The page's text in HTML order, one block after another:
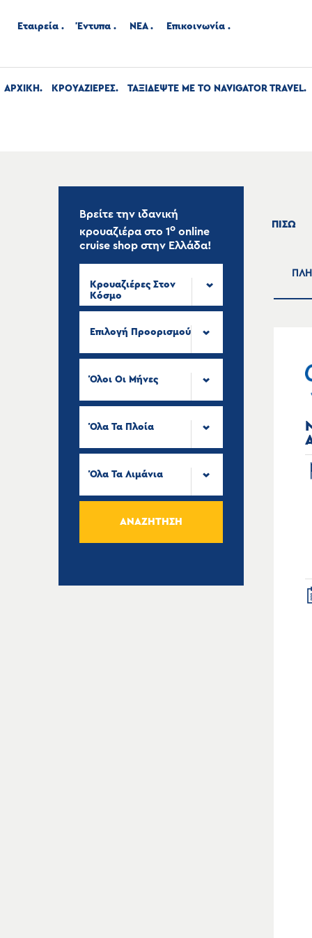
Εταιρεία Έντυπα ΝΕΑ Επικοινωνία
ΑΡΧΙΚΉ ΚΡΟΥΑΖΙΕΡΕΣ ΤΑΞΙΔΕΨΤΕ ΜΕ ΤΟ NAVIGATOR TRAVEL
Βρείτε την ιδανική
κρουαζιέρα στο 1ο online
cruise shop στην Ελλάδα!
Κρουαζιέρες Στον
Κόσμο
Επιλογή Προορισμού
Όλοι Οι Μήνες
Όλα Τα Πλοία
Όλα Τα Λιμάνια
ΑΝΑΖΉΤΗΣΗ
ΠΙΣΩ